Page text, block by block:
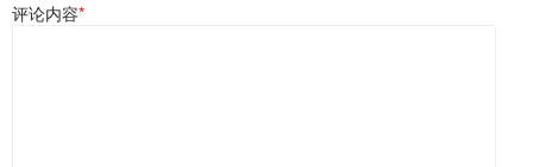
评论内容*